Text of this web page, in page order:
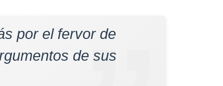
por el fervor de
de sus